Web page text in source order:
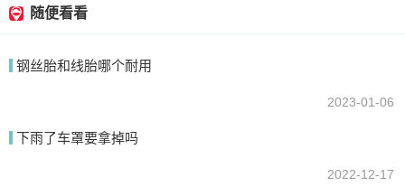
提交
随便看看
钢丝胎和线胎哪个耐用
2023-01-06
下雨了车罩要拿掉吗
2022-12-17